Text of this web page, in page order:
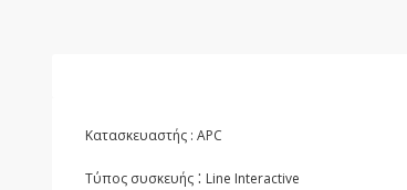
Κατασκευαστής : APC
Τύπος συσκευής : Line Interactive